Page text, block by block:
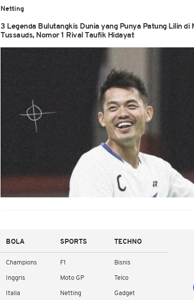
Netting
3 Legenda Bulutangkis Dunia yang Punya Patung Lilin di
Tussauds, Nomor 1 Rival Taufik Hidayat
BOLA
Champions
Inggris
Italia
SPORTS
F1
Moto GP
Netting
TECHNO
Bisnis
Telco
Gadget